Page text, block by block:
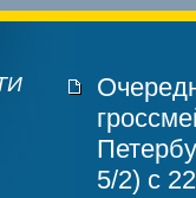
5/2) с